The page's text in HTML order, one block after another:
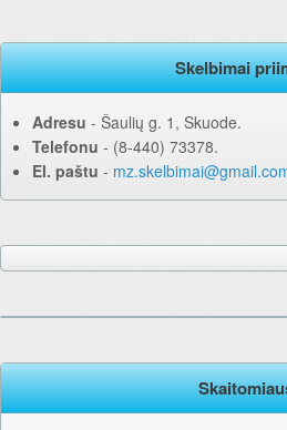
Skelbimai
Adresu ‐ Šaulių g. 1, Skuode.
Telefonu ‐ (8-440) 73378.
El. paštu ‐